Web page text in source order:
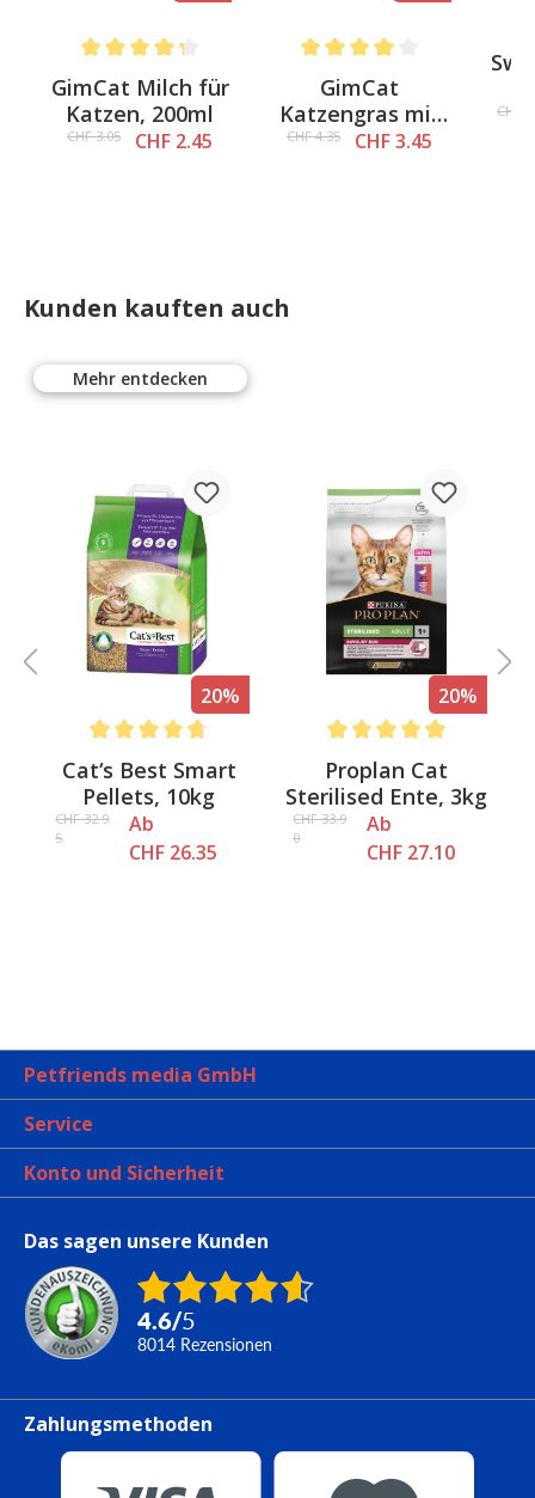
Average rating of 4.3 out of 5 stars
GimCat Milch für
Katzen, 200ml
CHF 3.05 CHF 2.45
Average rating of 4 out of 5
GimCat
Katzengras mit
natürlicher
CHF 4.35 CHF 3.45
CHF
Kunden kauften auch
Mehr entdecken
20%
Cat‘s Best Smart
Pellets, 10kg
CHF 32.9
5
Ab
CHF 26.35
20%
Proplan Cat
Sterilised Ente, 3kg
CHF 33.9
0
Ab
CHF 27.10
Petfriends media GmbH
Service
Konto und Sicherheit
Das sagen unsere Kunden
4.6/5
8014 Rezensionen
Zahlungsmethoden